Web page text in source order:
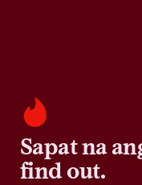
Sapat na
find out.